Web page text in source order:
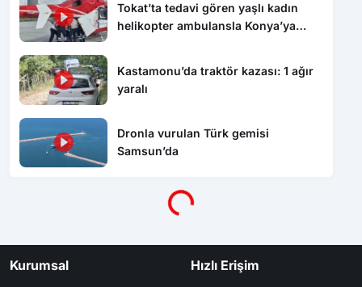
Tokat’ta tedavi gören yaşlı kadın
helikopter ambulansla Konya’ya
Kastamonu’da traktör kazası: 1 ağır
yaralı
Dronla vurulan Türk gemisi
Samsun’da
Yükleniyor...
Kurumsal Hızlı Erişim